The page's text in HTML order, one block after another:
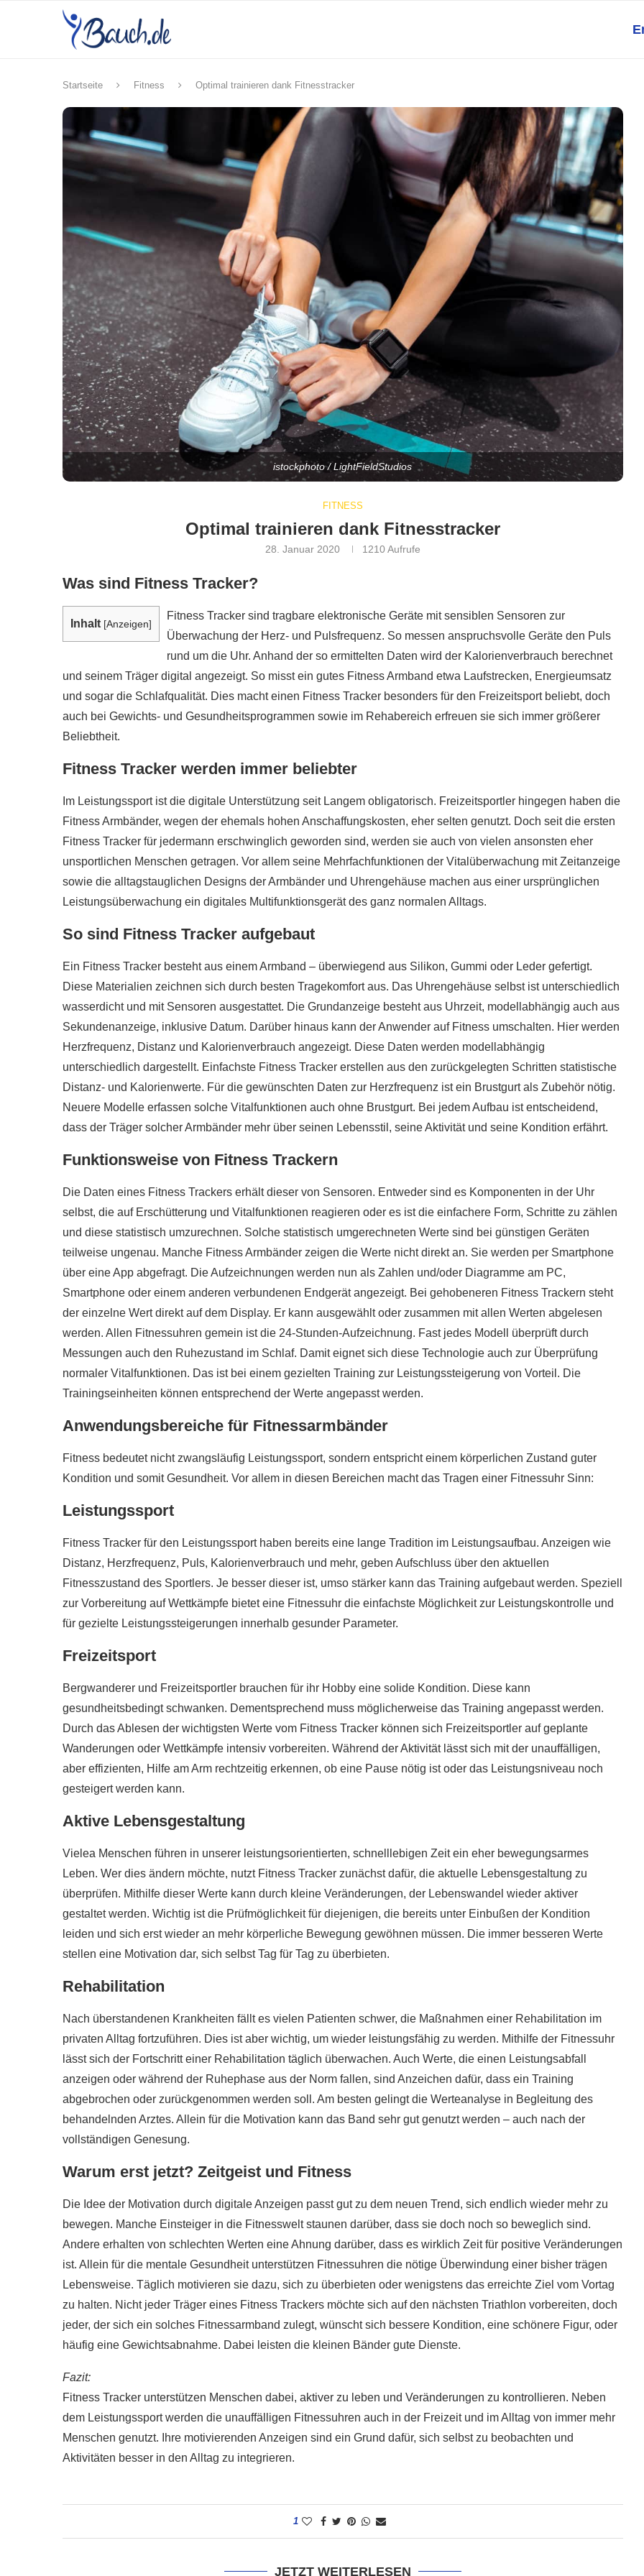
Startseite Fitness Optimal trainieren dank Fitnesstracker
istockphoto / LightFieldStudios
FITNESS
Optimal trainieren dank Fitnesstracker
28. Januar 2020 1210Aufrufe
Was sind Fitness Tracker?
Inhalt [Anzeigen]
Fitness Tracker sind tragbare elektronische Geräte mit sensiblen Sensoren zur
Überwachung der Herz- und Pulsfrequenz. So messen anspruchsvolle Geräte den Puls
rund um die Uhr. Anhand der so ermittelten Daten wird der Kalorienverbrauch berechnet
und seinem Träger digital angezeigt. So misst ein gutes Fitness Armband etwa Laufstrecken, Energieumsatz
und sogar die Schlafqualität. Dies macht einen Fitness Tracker besonders für den Freizeitsport beliebt, doch
auch bei Gewichts- und Gesundheitsprogrammen sowie im Rehabereich erfreuen sie sich immer größerer
Beliebtheit.
Fitness Tracker werden immer beliebter
Im Leistungssport ist die digitale Unterstützung seit Langem obligatorisch. Freizeitsportler hingegen haben die
Fitness Armbänder, wegen der ehemals hohen Anschaffungskosten, eher selten genutzt. Doch seit die ersten
Fitness Tracker für jedermann erschwinglich geworden sind, werden sie auch von vielen ansonsten eher
unsportlichen Menschen getragen. Vor allem seine Mehrfachfunktionen der Vitalüberwachung mit Zeitanzeige
sowie die alltagstauglichen Designs der Armbänder und Uhrengehäuse machen aus einer ursprünglichen
Leistungsüberwachung ein digitales Multifunktionsgerät des ganz normalen Alltags.
So sind Fitness Tracker aufgebaut
Ein Fitness Tracker besteht aus einem Armband – überwiegend aus Silikon, Gummi oder Leder gefertigt.
Diese Materialien zeichnen sich durch besten Tragekomfort aus. Das Uhrengehäuse selbst ist unterschiedlich
wasserdicht und mit Sensoren ausgestattet. Die Grundanzeige besteht aus Uhrzeit, modellabhängig auch aus
Sekundenanzeige, inklusive Datum. Darüber hinaus kann der Anwender auf Fitness umschalten. Hier werden
Herzfrequenz, Distanz und Kalorienverbrauch angezeigt. Diese Daten werden modellabhängig
unterschiedlich dargestellt. Einfachste Fitness Tracker erstellen aus den zurückgelegten Schritten statistische
Distanz- und Kalorienwerte. Für die gewünschten Daten zur Herzfrequenz ist ein Brustgurt als Zubehör nötig.
Neuere Modelle erfassen solche Vitalfunktionen auch ohne Brustgurt. Bei jedem Aufbau ist entscheidend,
dass der Träger solcher Armbänder mehr über seinen Lebensstil, seine Aktivität und seine Kondition erfährt.
Funktionsweise von Fitness Trackern
Die Daten eines Fitness Trackers erhält dieser von Sensoren. Entweder sind es Komponenten in der Uhr
selbst, die auf Erschütterung und Vitalfunktionen reagieren oder es ist die einfachere Form, Schritte zu zählen
und diese statistisch umzurechnen. Solche statistisch umgerechneten Werte sind bei günstigen Geräten
teilweise ungenau. Manche Fitness Armbänder zeigen die Werte nicht direkt an. Sie werden per Smartphone
über eine App abgefragt. Die Aufzeichnungen werden nun als Zahlen und/oder Diagramme am PC,
Smartphone oder einem anderen verbundenen Endgerät angezeigt. Bei gehobeneren Fitness Trackern steht
der einzelne Wert direkt auf dem Display. Er kann ausgewählt oder zusammen mit allen Werten abgelesen
werden. Allen Fitnessuhren gemein ist die 24-Stunden-Aufzeichnung. Fast jedes Modell überprüft durch
Messungen auch den Ruhezustand im Schlaf. Damit eignet sich diese Technologie auch zur Überprüfung
normaler Vitalfunktionen. Das ist bei einem gezielten Training zur Leistungssteigerung von Vorteil. Die
Trainingseinheiten können entsprechend der Werte angepasst werden.
Anwendungsbereiche für Fitnessarmbänder
Fitness bedeutet nicht zwangsläufig Leistungssport, sondern entspricht einem körperlichen Zustand guter
Kondition und somit Gesundheit. Vor allem in diesen Bereichen macht das Tragen einer Fitnessuhr Sinn:
Leistungssport
Fitness Tracker für den Leistungssport haben bereits eine lange Tradition im Leistungsaufbau. Anzeigen wie
Distanz, Herzfrequenz, Puls, Kalorienverbrauch und mehr, geben Aufschluss über den aktuellen
Fitnesszustand des Sportlers. Je besser dieser ist, umso stärker kann das Training aufgebaut werden. Speziell
zur Vorbereitung auf Wettkämpfe bietet eine Fitnessuhr die einfachste Möglichkeit zur Leistungskontrolle und
für gezielte Leistungssteigerungen innerhalb gesunder Parameter.
Freizeitsport
Bergwanderer und Freizeitsportler brauchen für ihr Hobby eine solide Kondition. Diese kann
gesundheitsbedingt schwanken. Dementsprechend muss möglicherweise das Training angepasst werden.
Durch das Ablesen der wichtigsten Werte vom Fitness Tracker können sich Freizeitsportler auf geplante
Wanderungen oder Wettkämpfe intensiv vorbereiten. Während der Aktivität lässt sich mit der unauffälligen,
aber effizienten, Hilfe am Arm rechtzeitig erkennen, ob eine Pause nötig ist oder das Leistungsniveau noch
gesteigert werden kann.
Aktive Lebensgestaltung
Vielea Menschen führen in unserer leistungsorientierten, schnelllebigen Zeit ein eher bewegungsarmes
Leben. Wer dies ändern möchte, nutzt Fitness Tracker zunächst dafür, die aktuelle Lebensgestaltung zu
überprüfen. Mithilfe dieser Werte kann durch kleine Veränderungen, der Lebenswandel wieder aktiver
gestaltet werden. Wichtig ist die Prüfmöglichkeit für diejenigen, die bereits unter Einbußen der Kondition
leiden und sich erst wieder an mehr körperliche Bewegung gewöhnen müssen. Die immer besseren Werte
stellen eine Motivation dar, sich selbst Tag für Tag zu überbieten.
Rehabilitation
Nach überstandenen Krankheiten fällt es vielen Patienten schwer, die Maßnahmen einer Rehabilitation im
privaten Alltag fortzuführen. Dies ist aber wichtig, um wieder leistungsfähig zu werden. Mithilfe der Fitnessuhr
lässt sich der Fortschritt einer Rehabilitation täglich überwachen. Auch Werte, die einen Leistungsabfall
anzeigen oder während der Ruhephase aus der Norm fallen, sind Anzeichen dafür, dass ein Training
abgebrochen oder zurückgenommen werden soll. Am besten gelingt die Werteanalyse in Begleitung des
behandelnden Arztes. Allein für die Motivation kann das Band sehr gut genutzt werden – auch nach der
vollständigen Genesung.
Warum erst jetzt? Zeitgeist und Fitness
Die Idee der Motivation durch digitale Anzeigen passt gut zu dem neuen Trend, sich endlich wieder mehr zu
bewegen. Manche Einsteiger in die Fitnesswelt staunen darüber, dass sie doch noch so beweglich sind.
Andere erhalten von schlechten Werten eine Ahnung darüber, dass es wirklich Zeit für positive Veränderungen
ist. Allein für die mentale Gesundheit unterstützen Fitnessuhren die nötige Überwindung einer bisher trägen
Lebensweise. Täglich motivieren sie dazu, sich zu überbieten oder wenigstens das erreichte Ziel vom Vortag
zu halten. Nicht jeder Träger eines Fitness Trackers möchte sich auf den nächsten Triathlon vorbereiten, doch
jeder, der sich ein solches Fitnessarmband zulegt, wünscht sich bessere Kondition, eine schönere Figur, oder
häufig eine Gewichtsabnahme. Dabei leisten die kleinen Bänder gute Dienste.
Fazit:
Fitness Tracker unterstützen Menschen dabei, aktiver zu leben und Veränderungen zu kontrollieren. Neben
dem Leistungssport werden die unauffälligen Fitnessuhren auch in der Freizeit und im Alltag von immer mehr
Menschen genutzt. Ihre motivierenden Anzeigen sind ein Grund dafür, sich selbst zu beobachten und
Aktivitäten besser in den Alltag zu integrieren.
1
JETZT WEITERLESEN
gesünder als
Wie gesund ist Rohkost?
5 super Tipps für weniger
Zuckerkonsum